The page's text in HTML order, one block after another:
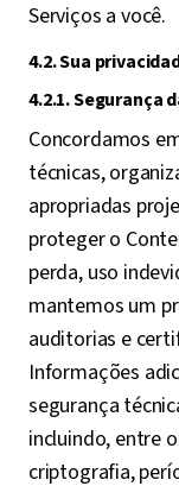
Serviços a você.
4.2. Sua
4.2.1. Segurança
Concordamos
técnicas,
apropriadas
proteger o
perda, uso
mantemos um
auditorias e
Informações
segurança
incluindo, entre
criptografia,